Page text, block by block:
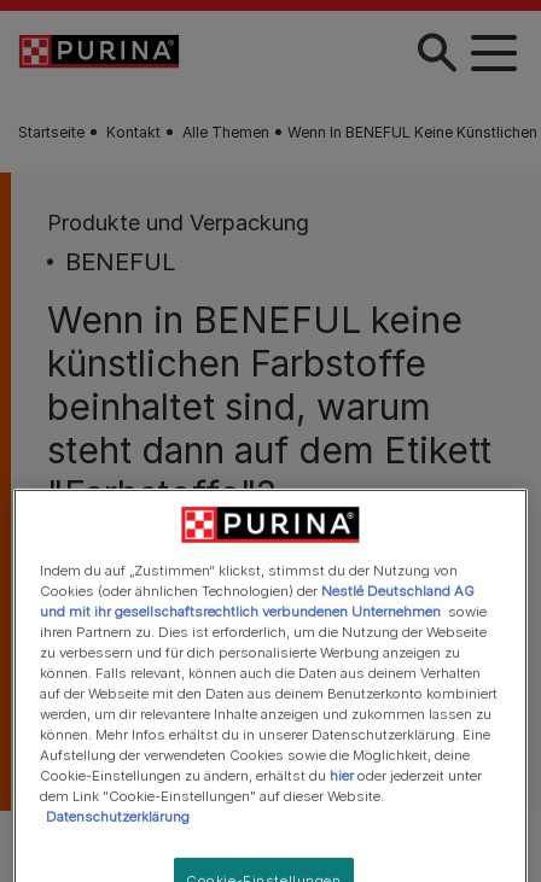
Zum Hauptinhalt springen
Startseite Kontakt Alle Themen Wenn In BENEFUL Keine
Produkte und Verpackung
BENEFUL
Wenn in BENEFUL keine
künstlichen Farbstoffe
beinhaltet sind, warum
steht dann auf dem Etikett
"Farbstoffe"?
Indem du auf „Zustimmen“ klickst, stimmst du der Nutzung von
Cookies (oder ähnlichen Technologien) der Nestlé Deutschland AG
und mit ihr gesellschaftsrechtlich verbundenen Unternehmen sowie
ihren Partnern zu. Dies ist erforderlich, um die Nutzung der Webseite
zu verbessern und für dich personalisierte Werbung anzeigen zu
können. Falls relevant, können auch die Daten aus deinem Verhalten
auf der Webseite mit den Daten aus deinem Benutzerkonto kombiniert
werden, um dir relevantere Inhalte anzeigen und zukommen lassen zu
können. Mehr Infos erhältst du in unserer Datenschutzerklärung. Eine
Aufstellung der verwendeten Cookies sowie die Möglichkeit, deine
Cookie-Einstellungen zu ändern, erhältst du hieroder jederzeit unter
dem Link "Cookie-Einstellungen" auf dieser Website.
Datenschutzerklärung